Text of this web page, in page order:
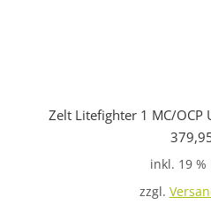
Zelt Litefighter 1 MC/OCP
inkl. 19 %
zzgl.